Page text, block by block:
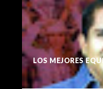
LOS MEJORES